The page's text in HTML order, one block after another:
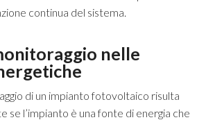
continua del sistema.
nelle
di un impianto fotovoltaico risulta
se l’impianto è una fonte di energia che